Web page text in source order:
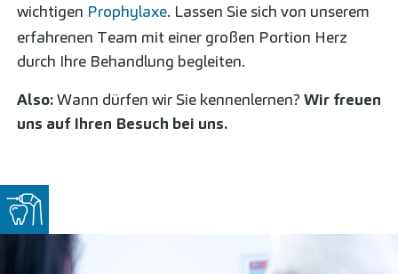
wichtigen Prophylaxe. Lassen Sie sich von unserem
erfahrenen Team mit einer großen Portion Herz
durch Ihre Behandlung begleiten.
Also:Wann dürfen wir Sie kennenlernen? Wir freuen
uns auf Ihren Besuch bei uns.